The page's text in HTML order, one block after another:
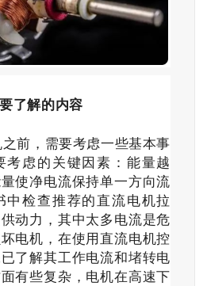
了解的内容
前，需要考虑一些基本事
考虑的关键因素：能量越
使净电流保持单一方向流
中检查推荐的直流电机拉
动力，其中太多电流是危
电机，在使用直流电机控
了解其工作电流和堵转电
有些复杂，电机在高速下